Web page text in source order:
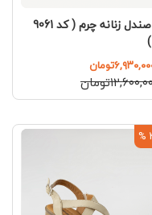
صندل زنانه چرم ( کد 9061
)